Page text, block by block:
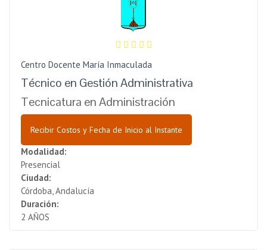
Centro Docente María Inmaculada
Técnico en Gestión Administrativa
Tecnicatura en Administración
Recibir Costos y Fecha de Inicio al Instante
Modalidad:
Presencial
Ciudad:
Córdoba, Andalucía
Duración:
2 AÑOS